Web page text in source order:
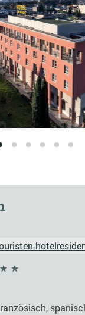
2 3 4 5 6